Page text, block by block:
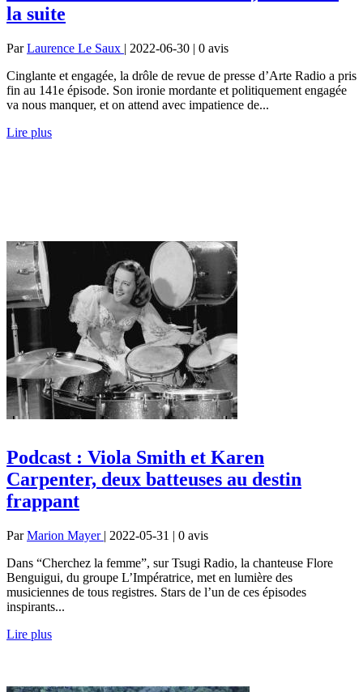
la suite
ParLaurence Le Saux | 2022-06-30 | 0 avis
Cinglante et engagée, la drôle de revue de presse d’Arte Radio a pris
fin au 141e épisode. Son ironie mordante et politiquement engagée
va nous manquer, et on attend avec impatience de...
Lire plus
Podcast : Viola Smith et Karen
Carpenter, deux batteuses au destin
frappant
ParMarion Mayer | 2022-05-31 | 0 avis
Dans “Cherchez la femme”, sur Tsugi Radio, la chanteuse Flore
Benguigui, du groupe L’Impératrice, met en lumière des
musiciennes de tous registres. Stars de l’un de ces épisodes
inspirants...
Lire plus